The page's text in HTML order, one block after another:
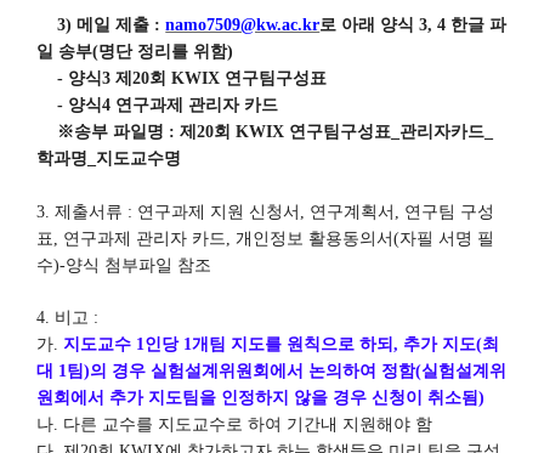
3)메일 제출 :namo7509@kw.ac.kr로 아래 양식3, 4 한글 파
일 송부(명단 정리를 위함)
- 양식3제20회KWIX 연구팀구성표
- 양식4 연구과제 관리자 카드
※송부 파일명 :제20회KWIX 연구팀구성표 관리자카드
학과명 지도교수명
3. 제출서류 : 연구과제 지원 신청서 , 연구계획서 , 연구팀 구성
표, 연구과제 관리자 카드, 개인정보 활용동의서 (자필 서명 필
수)-양식 첨부파일 참조
4. 비고 :
가. 지도교수 1인당 1개팀 지도를 원칙으로 하되 , 추가 지도(최
대 1팀)의 경우 실험설계위원회에서 논의하여 정함(실험설계위
원회에서 추가 지도팀을 인정하지 않을 경우 신청이 취소됨 )
나. 다른 교수를 지도교수로 하여 기간내 지원해야 함